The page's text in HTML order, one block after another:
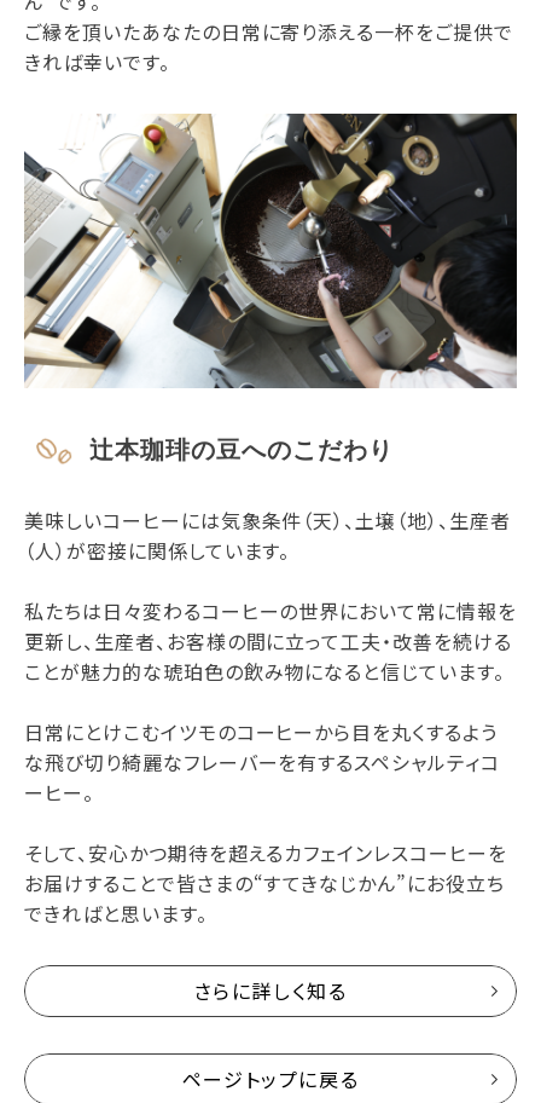
ご縁を頂いたあなたの日常に寄り添える一杯をご提供で
きれば幸いです。
辻本珈琲の豆へのこだわり
美味しいコーヒーには気象条件（天）、土壌（地）、生産者
（人）が密接に関係しています。
私たちは日々変わるコーヒーの世界において常に情報を
更新し、生産者、お客様の間に立って工夫・改善を続ける
ことが魅力的な琥珀色の飲み物になると信じています。
日常にとけこむイツモのコーヒーから目を丸くするよう
な飛び切り綺麗なフレーバーを有するスペシャルティコ
ーヒー。
そして、安心かつ期待を超えるカフェインレスコーヒーを
お届けすることで皆さまの“すてきなじかん”にお役立ち
できればと思います。
さらに詳しく知る
ページトップに戻る